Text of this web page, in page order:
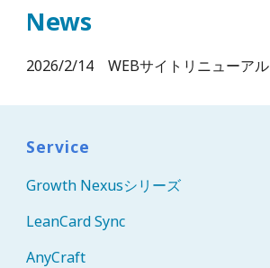
News
2026/2/14 WEBサイトリニューアル
Service
Growth Nexusシリーズ
LeanCard Sync
AnyCraft